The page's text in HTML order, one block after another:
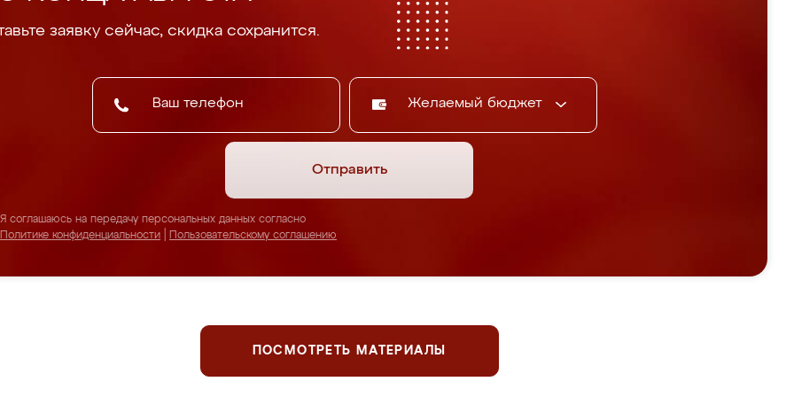
заявку сейчас, скидка сохранится.
Желаемый бюджет
Отправить
Я соглашаюсь на передачу персональных данных согласно
Политике конфиденциальности
Пользовательскому соглашению
ПОСМОТРЕТЬ МАТЕРИАЛЫ